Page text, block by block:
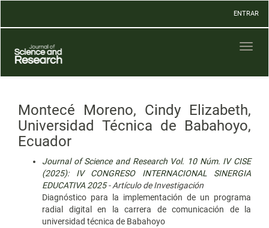
Contenido
Barra
lateral
ENTRAR
Montecé Moreno, Cindy Elizabeth,
Universidad Técnica de Babahoyo,
Ecuador
Journal of Science and Research Vol. 10 Núm. IV CISE
(2025): IV CONGRESO INTERNACIONAL SINERGIA
EDUCATIVA 2025- Artículo de Investigación
Diagnóstico para la implementación de un programa
radial digital en la carrera de comunicación de la
universidad técnica de Babahoyo